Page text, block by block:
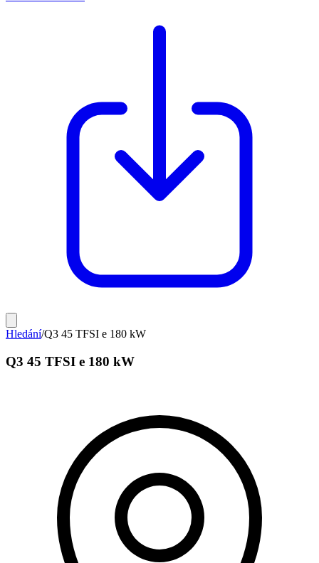
Hledání/Q3 45 TFSI e 180 kW
Q3 45 TFSI e 180 kW